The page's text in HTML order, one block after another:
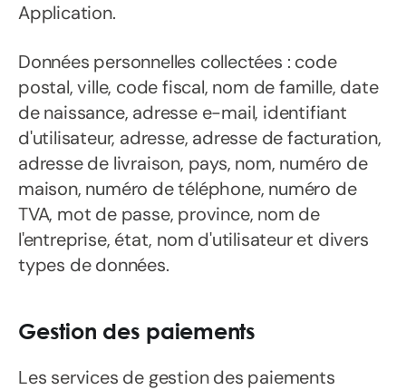
Application.
Données personnelles collectées : code
postal, ville, code fiscal, nom de famille, date
de naissance, adresse e-mail, identifiant
d'utilisateur, adresse, adresse de facturation,
adresse de livraison, pays, nom, numéro de
maison, numéro de téléphone, numéro de
TVA, mot de passe, province, nom de
l'entreprise, état, nom d'utilisateur et divers
types de données.
Gestion des paiements
Les services de gestion des paiements